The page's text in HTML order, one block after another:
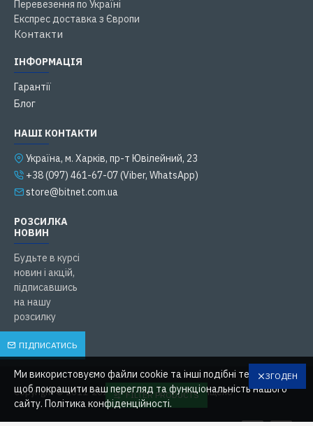
Перевезення по Україні
Експрес доставка з Європи
Контакти
ІНФОРМАЦІЯ
Гарантії
Блог
НАШІ КОНТАКТИ
Українa, м. Харків, пр-т Ювілейний, 23
+38 (097) 461-67-07 (Viber, WhatsApp)
store@bitnet.com.ua
РОЗСИЛКА
НОВИН
Будьте в курсі
новин і акцій,
підписавшись
на нашу
розсилку
ПІДПИСАТИСЬ
Copyright © 2011-2023, BitNet, Усі права захищено
ЗГОДЕН
Ми використовуємо файли cookie та інші подібні технології,
щоб покращити ваш перегляд та функціональність нашого
сайту. Політика конфіденційності.
FILTER PRODUCTS